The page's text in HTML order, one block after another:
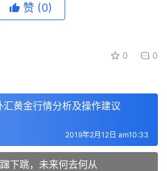
赞 (0)
0 0
黄金行情分析及操作建议
2019年2月12日 am10:33
下跳，未来何去何从